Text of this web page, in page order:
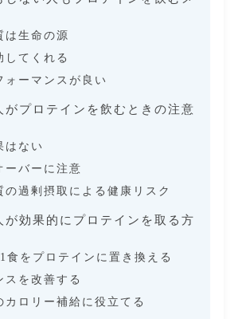
は生命の源
してくれる
ォーマンスが良い
がプロテインを飲むときの注意
はない
ーバーに注意
の過剰摂取による健康リスク
が効果的にプロテインを取る方
食をプロテインに置き換える
スを改善する
カロリー補給に役立てる